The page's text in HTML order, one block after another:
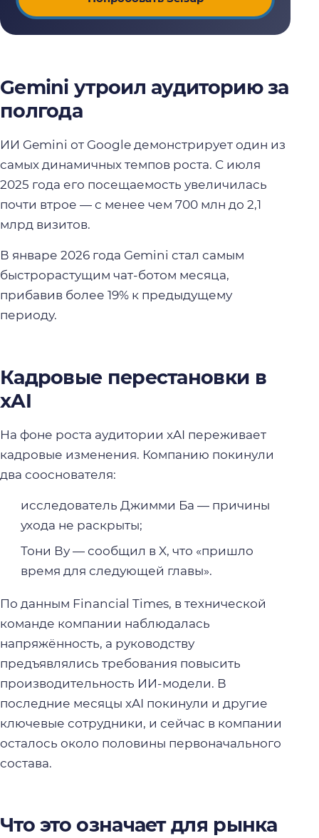
Gemini утроил аудиторию за
полгода
ИИ Gemini от Google демонстрирует один из
самых динамичных темпов роста. С июля
2025 года его посещаемость увеличилась
почти втрое — с менее чем 700 млн до 2,1
млрд визитов.
В январе 2026 года Gemini стал самым
быстрорастущим чат-ботом месяца,
прибавив более 19% к предыдущему
периоду.
Кадровые перестановки в
xAI
На фоне роста аудитории xAI переживает
кадровые изменения. Компанию покинули
два сооснователя:
исследователь Джимми Ба — причины
ухода не раскрыты;
Тони Ву — сообщил в X, что «пришло
время для следующей главы».
По данным Financial Times, в технической
команде компании наблюдалась
напряжённость, а руководству
предъявлялись требования повысить
производительность ИИ-модели. В
последние месяцы xAI покинули и другие
ключевые сотрудники, и сейчас в компании
осталось около половины первоначального
состава.
Что это означает для рынка